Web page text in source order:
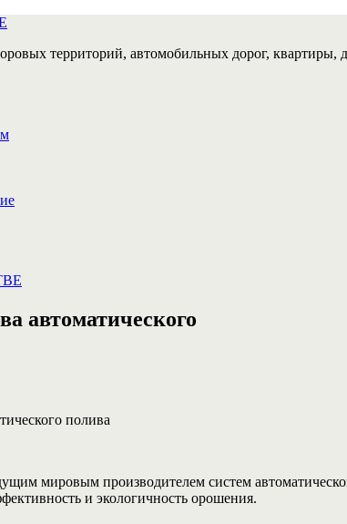
территорий, автомобильных дорог, квартиры,
автоматического
полива
мировым производителем систем
и экологичность орошения.